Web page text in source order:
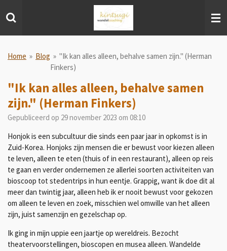
direct
hoofdinhoud
Home » Blog » "Ik kan alles alleen, behalve samen zijn." (Herman
Finkers)
"Ik kan alles alleen, behalve samen
zijn." (Herman Finkers)
Gepubliceerd op 29 november 2023 om 08:10
Honjok is een subcultuur die sinds een paar jaar in opkomst is in
Zuid-Korea. Honjoks zijn mensen die er bewust voor kiezen alleen
te leven, alleen te eten (thuis of in een restaurant), alleen op reis
te gaan en verder ondernemen ze allerlei soorten activiteiten van
bioscoop tot stedentrips in hun eentje. Grappig, want ik doe dit al
meer dan twintig jaar, alleen heb ik er nooit bewust voor gekozen
om alleen te leven en zoek, misschien wel omwille van het alleen
zijn, juist samenzijn en gezelschap op.
Ik ging in mijn uppie een jaartje op wereldreis. Bezocht
theatervoorstellingen, bioscopen en musea alleen. Wandelde